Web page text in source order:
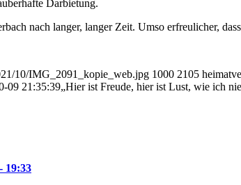
Darbietung.
nach langer, langer Zeit. Umso erfreulicher,
10/IMG_2091_kopie_web.jpg 1000 2105
09 21:35:39„Hier ist Freude, hier ist Lust, wie ich
19:33